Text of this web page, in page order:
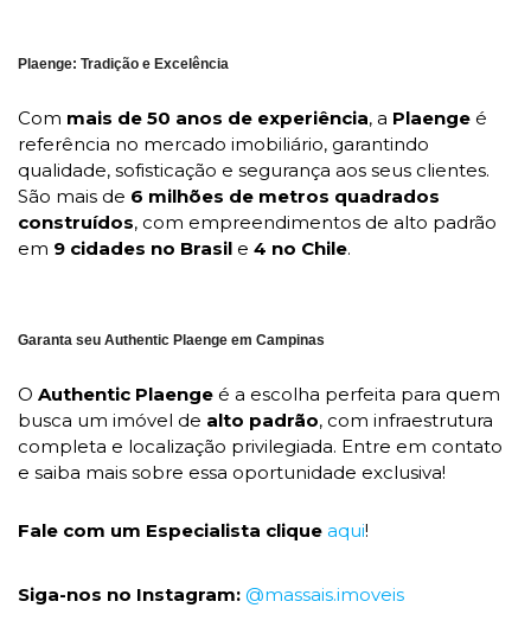
Plaenge: Tradição e Excelência
Com mais de 50 anos de experiência, a Plaenge é
referência no mercado imobiliário, garantindo
qualidade, sofisticação e segurança aos seus clientes.
São mais de 6 milhões de metros quadrados
construídos, com empreendimentos de alto padrão
em 9 cidades no Brasil e 4 no Chile.
Garanta seu Authentic Plaenge em Campinas
O Authentic Plaenge é a escolha perfeita para quem
busca um imóvel de alto padrão, com infraestrutura
completa e localização privilegiada. Entre em contato
e saiba mais sobre essa oportunidade exclusiva!
Fale com um Especialista clique aqui!
Siga-nos no Instagram: @massais.imoveis